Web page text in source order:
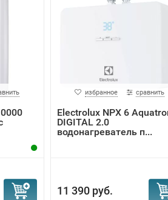
избранное сравнить
Electrolux NPX 6
DIGITAL 2.0
водонагреватель п...
11 390 руб.